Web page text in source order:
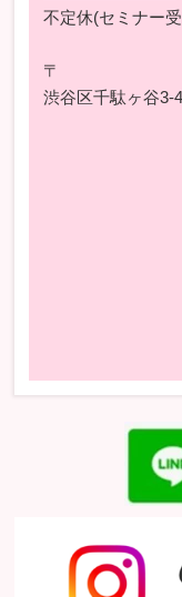
不定休(セミナー
〒
渋谷区千駄ヶ谷3-